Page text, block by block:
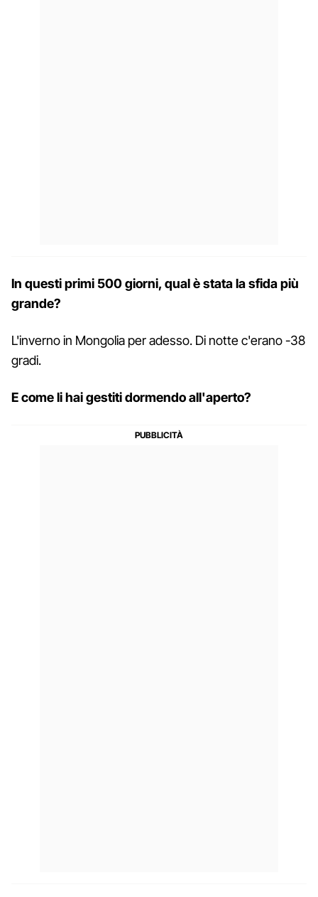
In questi primi 500 giorni, qual è stata la sfida più
grande?
L'inverno in Mongolia per adesso. Di notte c'erano -38
gradi.
E come li hai gestiti dormendo all'aperto?